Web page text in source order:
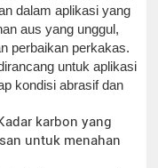
dalam aplikasi yang
aus yang unggul,
perbaikan perkakas.
untuk aplikasi
kondisi abrasif dan
karbon yang
untuk menahan